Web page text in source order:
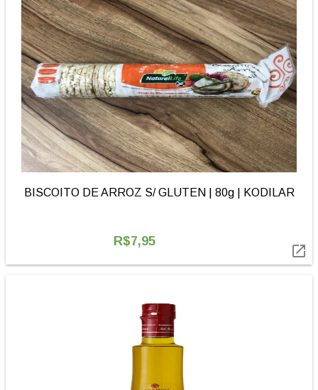
BISCOITO DE ARROZ S/ GLUTEN | 80g | KODILAR
R$7,95
